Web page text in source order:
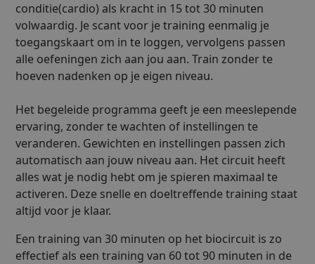
conditie(cardio) als kracht in 15 tot 30 minuten
volwaardig. Je scant voor je training eenmalig je
toegangskaart om in te loggen, vervolgens passen
alle oefeningen zich aan jou aan. Train zonder te
hoeven nadenken op je eigen niveau.
Het begeleide programma geeft je een meeslepende
ervaring, zonder te wachten of instellingen te
veranderen. Gewichten en instellingen passen zich
automatisch aan jouw niveau aan. Het circuit heeft
alles wat je nodig hebt om je spieren maximaal te
activeren. Deze snelle en doeltreffende training staat
altijd voor je klaar.
Een training van 30 minuten op het biocircuit is zo
effectief als een training van 60 tot 90 minuten in de